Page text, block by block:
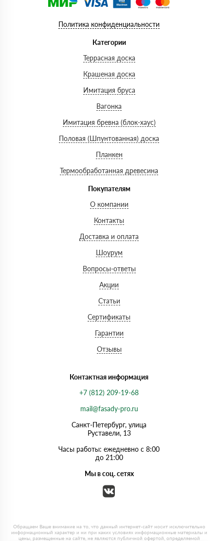
Политика конфиденциальности
Категории
Террасная доска
Крашеная доска
Имитация бруса
Вагонка
Имитация бревна (блок-хаус)
Половая (Шпунтованная) доска
Планкен
Термообработанная древесина
Покупателям
О компании
Контакты
Доставка и оплата
Шоурум
Вопросы-ответы
Акции
Статьи
Сертификаты
Гарантии
Отзывы
Контактная информация
+7 (812) 209-19-68
mail@fasady-pro.ru
Санкт-Петербург, улица
Руставели, 13
Часы работы: ежедневно с 8:00
до 21:00
Мы в соц. сетях